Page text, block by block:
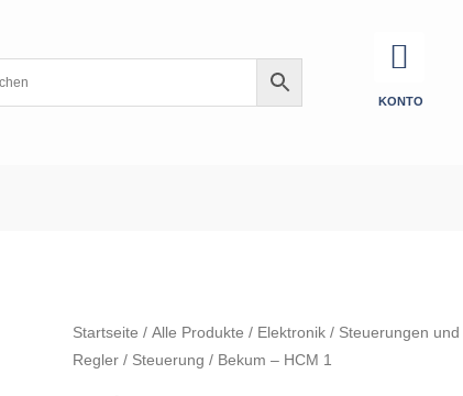
KONTO
Startseite / Alle Produkte / Elektronik / Steuerungen und
Regler / Steuerung / Bekum – HCM 1